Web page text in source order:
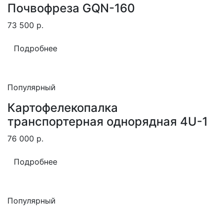
Почвофреза GQN-160
73 500 р.
Подробнее
Популярный
Картофелекопалка
транспортерная однорядная 4U-1
76 000 р.
Подробнее
Популярный